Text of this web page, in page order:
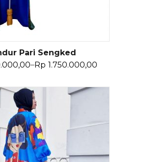
Pilih Opsi
Pari Sengked
–Rp 1.750.000,00